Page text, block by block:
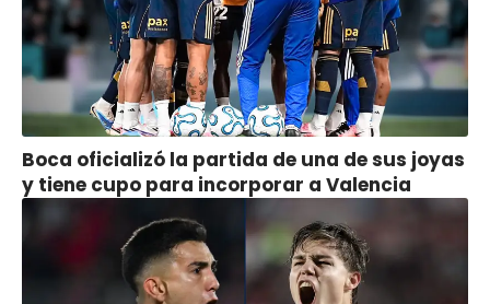
Boca oficializó la partida de una de sus joyas
y tiene cupo para incorporar a Valencia